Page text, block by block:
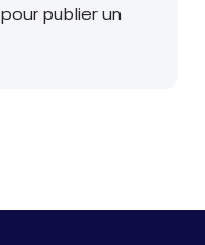
pour publier un